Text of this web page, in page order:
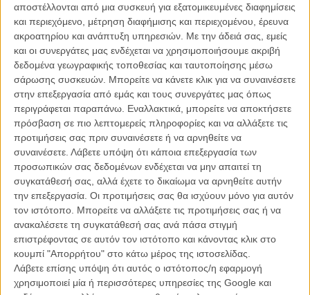
αποστέλλονται από μια συσκευή για εξατομικευμένες διαφημίσεις
και περιεχόμενο, μέτρηση διαφήμισης και περιεχομένου, έρευνα
ακροατηρίου και ανάπτυξη υπηρεσιών. Με την άδειά σας, εμείς
και οι συνεργάτες μας ενδέχεται να χρησιμοποιήσουμε ακριβή
δεδομένα γεωγραφικής τοποθεσίας και ταυτοποίησης μέσω
σάρωσης συσκευών. Μπορείτε να κάνετε κλικ για να συναινέσετε
στην επεξεργασία από εμάς και τους συνεργάτες μας όπως
περιγράφεται παραπάνω. Εναλλακτικά, μπορείτε να αποκτήσετε
πρόσβαση σε πιο λεπτομερείς πληροφορίες και να αλλάξετε τις
προτιμήσεις σας πριν συναινέσετε ή να αρνηθείτε να
συναινέσετε. Λάβετε υπόψη ότι κάποια επεξεργασία των
προσωπικών σας δεδομένων ενδέχεται να μην απαιτεί τη
συγκατάθεσή σας, αλλά έχετε το δικαίωμα να αρνηθείτε αυτήν
την επεξεργασία. Οι προτιμήσεις σας θα ισχύουν μόνο για αυτόν
τον ιστότοπο. Μπορείτε να αλλάξετε τις προτιμήσεις σας ή να
ανακαλέσετε τη συγκατάθεσή σας ανά πάσα στιγμή
επιστρέφοντας σε αυτόν τον ιστότοπο και κάνοντας κλικ στο
κουμπί "Απορρήτου" στο κάτω μέρος της ιστοσελίδας.
Λάβετε επίσης υπόψη ότι αυτός ο ιστότοπος/η εφαρμογή
χρησιμοποιεί μία ή περισσότερες υπηρεσίες της Google και
Εξι ελληνικές συμμετοχές στο 33ο Φεστιβάλ
Μεσογειακού Κινηματογράφου στο Μονπελιέ
ΝΕΑ /05 ΟΚΤ 2011/ Μανώλης Κρανάκης
«Pressure»: Δείτε το «απαγορευμένο» διαφημιστικό
σποτ της Biennale Athens
ΝΕΑ /24 ΟΚΤ 2011/ Μανώλης Κρανάκης
To ΑRTE χρησιμοποιεί το «Casus Belli» του Γιώργου Ζώη
ως επεξήγηση της ελληνικής κρίσης
ΝΕΑ /09 ΑΠΡ 2012/ Λήδα Γαλανού
Το γαλλικό Télérama αναρωτιέται: «Μετά τον
Αγγελόπουλο, το χάος;»
ΝΕΑ /27 ΑΠΡ 2012/ Λήδα Γαλανού
Βενετία 2012: Ο Γιώργος Ζώης δεν βάζει «Τίτλους